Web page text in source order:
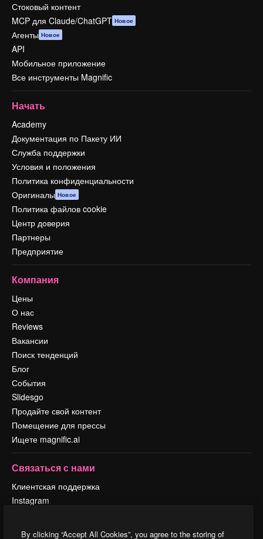
Стоковый контент
MCP для Claude/ChatGPT Новое
Агенты Новое
API
Мобильное приложение
Все инструменты Magnific
Начать
Academy
Документация по Пакету ИИ
Служба поддержки
Условия и положения
Политика конфиденциальности
Оригиналы Новое
Политика файлов cookie
Центр доверия
Партнеры
Предприятие
Компания
Цены
О нас
Reviews
Вакансии
Поиск тенденций
Блог
События
Slidesgo
Продайте свой контент
Помещение для прессы
Ищете magnific.ai
Связаться с нами
Клиентская поддержка
Instagram
By clicking “Accept All Cookies”, you agree to the storing of